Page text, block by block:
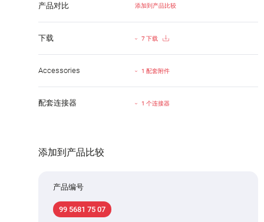
产品对比 添加到产品比较
下载 7 下载
Accessories 1 配套附件
配套连接器 1 个连接器
添加到产品比较
产品编号
99 5681 75 07